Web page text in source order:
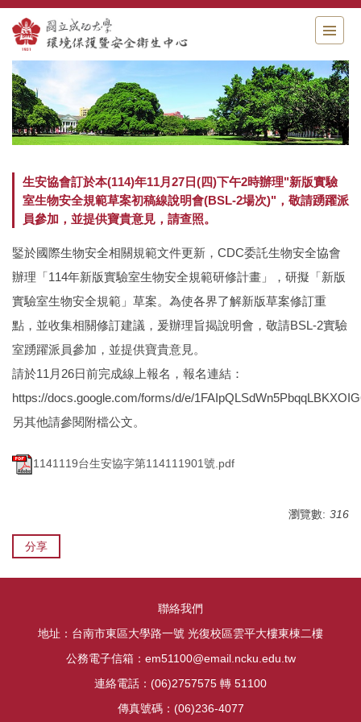
跳
到
主
要
內
容
區
生安協會訂於本(114)年11月27日(四)下午2時辦理"新版實驗
室生物安全規範草案初稿線說明會(BSL-2場次)"，敬請踴躍派
員參加，並提供寶貴意見，請查照。
鋻於國際生物安全相關規範文件更新，CDC委託生物安全協會
辦理「114年新版實驗室生物安全規範研修計畫」，研擬「新版
實驗室生物安全規範」草案。為使各界了解新版草案修訂重
點，並收集相關修訂建議，爰辦理旨揭說明會，敬請BSL-2實驗
室踴躍派員參加，並提供寶貴意見。
請於11月26日前完成線上報名，報名連結：
https://docs.google.com/forms/d/e/
另其他請參閱附檔公文。
1141119台生安協字第114111901號.pdf
瀏覽數: 316
分享
聯絡我們
地址：台南市東區大學路一號 光復校區雲平大樓東棟二樓
公務電子信箱：em51100@email.ncku.edu.tw
連絡電話：(06)2757575 轉 51100
傳真號碼：(06)236-4077